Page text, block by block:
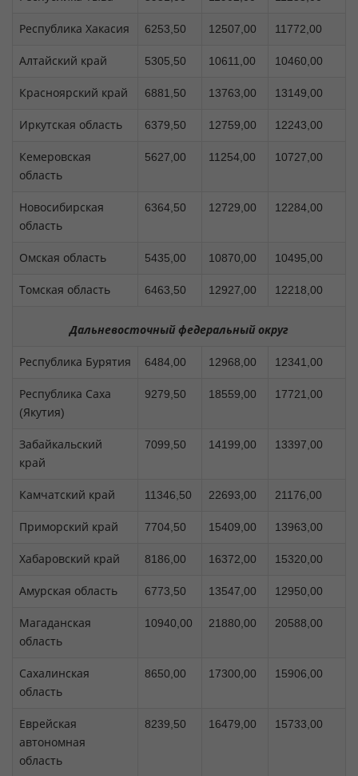
Республика Хакасия 6253,50 12507,00 11772,00
Алтайский край 5305,50 10611,00 10460,00
Красноярский край 6881,50 13763,00 13149,00
Иркутская область 6379,50 12759,00 12243,00
Кемеровская
область
5627,00 11254,00 10727,00
Новосибирская
область
6364,50 12729,00 12284,00
Омская область 5435,00 10870,00 10495,00
Томская область 6463,50 12927,00 12218,00
Дальневосточный федеральный округ
Республика Бурятия 6484,00 12968,00 12341,00
Республика Саха
(Якутия)
9279,50 18559,00 17721,00
Забайкальский
край
7099,50 14199,00 13397,00
Камчатский край 11346,50 22693,00 21176,00
Приморский край 7704,50 15409,00 13963,00
Хабаровский край 8186,00 16372,00 15320,00
Амурская область 6773,50 13547,00 12950,00
Магаданская
область
10940,00 21880,00 20588,00
Сахалинская
область
8650,00 17300,00 15906,00
Еврейская
автономная
область
8239,50 16479,00 15733,00